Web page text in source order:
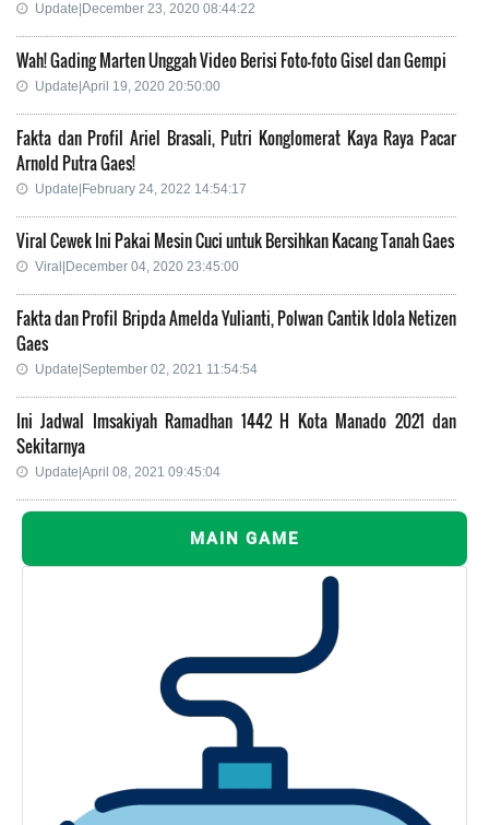
Update|December 23, 2020 08:44:22
Wah! Gading Marten Unggah Video Berisi Foto-foto Gisel dan Gempi
Update|April 19, 2020 20:50:00
Fakta dan Profil Ariel Brasali, Putri Konglomerat Kaya Raya Pacar
Arnold Putra Gaes!
Update|February 24, 2022 14:54:17
Viral Cewek Ini Pakai Mesin Cuci untuk Bersihkan Kacang Tanah Gaes
Viral|December 04, 2020 23:45:00
Fakta dan Profil Bripda Amelda Yulianti, Polwan Cantik Idola Netizen
Gaes
Update|September 02, 2021 11:54:54
Ini Jadwal Imsakiyah Ramadhan 1442 H Kota Manado 2021 dan
Sekitarnya
Update|April 08, 2021 09:45:04
MAIN GAME